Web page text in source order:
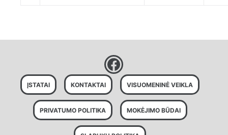
ĮSTATAI KONTAKTAI VISUOMENINĖ VEIKLA
PRIVATUMO POLITIKA MOKĖJIMO BŪDAI